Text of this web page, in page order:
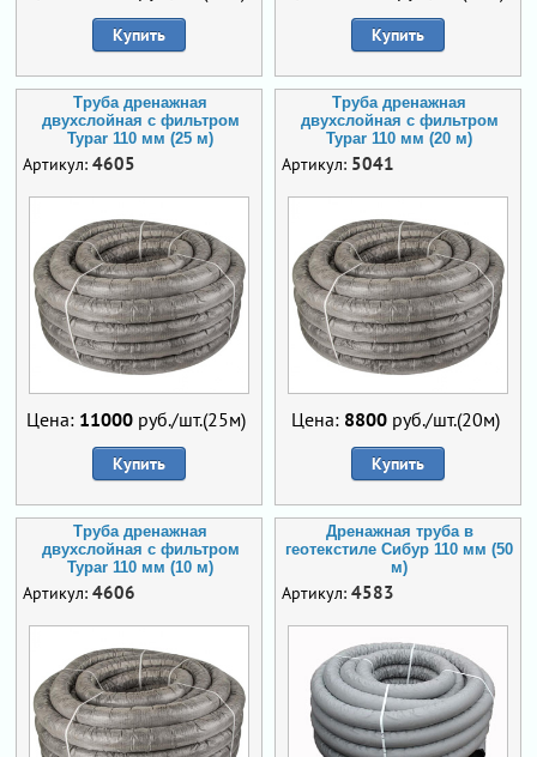
Купить Купить
Труба дренажная
двухслойная с фильтром
Typar 110 мм (25 м)
Артикул: 4605
Цена: 11000 руб./шт.(25м)
Купить
Труба дренажная
двухслойная с фильтром
Typar 110 мм (20 м)
Артикул: 5041
Цена: 8800руб./шт.(20м)
Купить
Труба дренажная
двухслойная с фильтром
Typar 110 мм (10 м)
Артикул: 4606
Дренажная труба в
геотекстиле Сибур 110 мм (50
м)
Артикул: 4583